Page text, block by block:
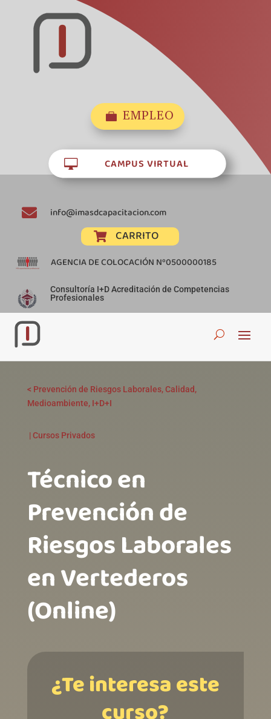
 EMPLEO
 CAMPUS VIRTUAL
 info@imasdcapacitacion.com
 CARRITO
AGENCIA DE COLOCACIÓN Nº0500000185
Consultoría I+D Acreditación de Competencias
Profesionales
< Prevención de Riesgos Laborales, Calidad,
Medioambiente, I+D+I
|Cursos Privados
Técnico en
Prevención de
Riesgos Laborales
en Vertederos
(Online)ㅤㅤㅤㅤㅤㅤㅤㅤㅤ
¿Te interesa este
curso?